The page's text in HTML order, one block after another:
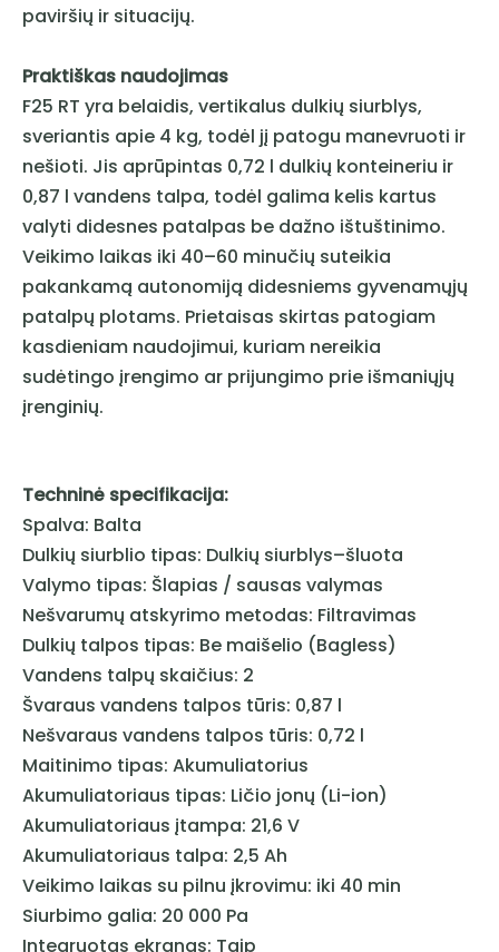
paviršių ir situacijų.
Praktiškas naudojimas
F25 RT yra belaidis, vertikalus dulkių siurblys,
sveriantis apie 4 kg, todėl jį patogu manevruoti ir
nešioti. Jis aprūpintas 0,72 l dulkių konteineriu ir
0,87 l vandens talpa, todėl galima kelis kartus
valyti didesnes patalpas be dažno ištuštinimo.
Veikimo laikas iki 40–60 minučių suteikia
pakankamą autonomiją didesniems gyvenamųjų
patalpų plotams. Prietaisas skirtas patogiam
kasdieniam naudojimui, kuriam nereikia
sudėtingo įrengimo ar prijungimo prie išmaniųjų
įrenginių.
Techninė specifikacija:
Spalva: Balta
Dulkių siurblio tipas: Dulkių siurblys–šluota
Valymo tipas: Šlapias / sausas valymas
Nešvarumų atskyrimo metodas: Filtravimas
Dulkių talpos tipas: Be maišelio (Bagless)
Vandens talpų skaičius: 2
Švaraus vandens talpos tūris: 0,87 l
Nešvaraus vandens talpos tūris: 0,72 l
Maitinimo tipas: Akumuliatorius
Akumuliatoriaus tipas: Ličio jonų (Li-ion)
Akumuliatoriaus įtampa: 21,6 V
Akumuliatoriaus talpa: 2,5 Ah
Veikimo laikas su pilnu įkrovimu: iki 40 min
Siurbimo galia: 20 000 Pa
Integruotas ekranas: Taip